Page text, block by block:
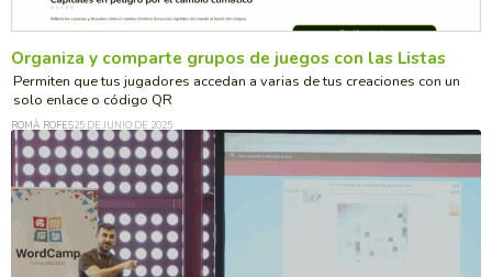
Organiza y comparte grupos de juegos con las Listas
Permiten que tus jugadores accedan a varias de tus creaciones con un
solo enlace o código QR
ROMÀ ROFES25 DE JUNIO DE 2025